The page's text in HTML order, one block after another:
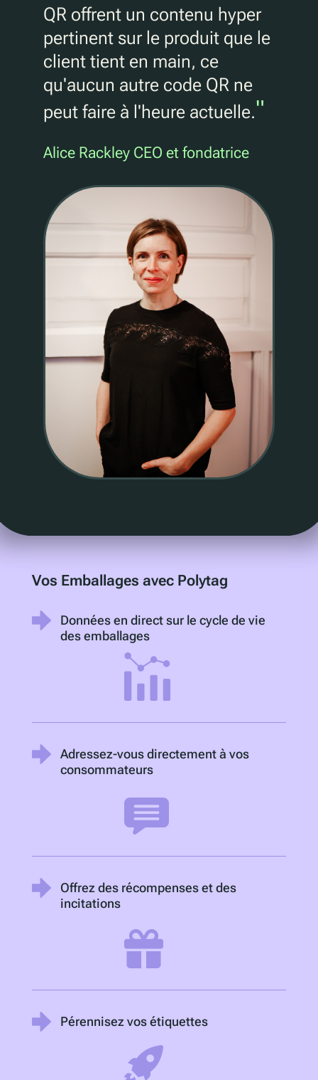
QR offrent un contenu hyper
pertinent sur le produit que le
client tient en main, ce
qu'aucun autre code QR ne
peut faire à l'heure actuelle."
Alice Rackley CEO et fondatrice
Vos Emballages avec Polytag
Données en direct sur le cycle de vie
des emballages
Adressez-vous directement à vos
consommateurs
Offrez des récompenses et des
incitations
Pérennisez vos étiquettes